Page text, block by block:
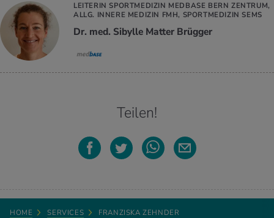
LEITERIN SPORTMEDIZIN MEDBASE BERN ZENTRUM,
ALLG. INNERE MEDIZIN FMH, SPORTMEDIZIN SEMS
Dr. med. Sibylle Matter Brügger
Teilen!
HOME SERVICES FRANZISKA ZEHNDER